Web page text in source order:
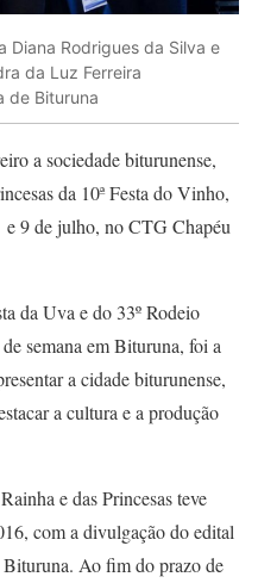
Diana Rodrigues da Silva e
da Luz Ferreira
de Bituruna
a sociedade biturunense,
da 10ª Festa do Vinho,
9 de julho, no CTG Chapéu
da Uva e do 33º Rodeio
semana em Bituruna, foi a
a cidade biturunense,
a cultura e a produção
e das Princesas teve
com a divulgação do edital
Bituruna. Ao fim do prazo de